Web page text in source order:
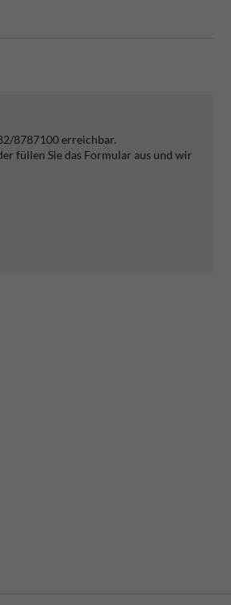
8787100 erreichbar.
füllen Sie das Formular aus und wir